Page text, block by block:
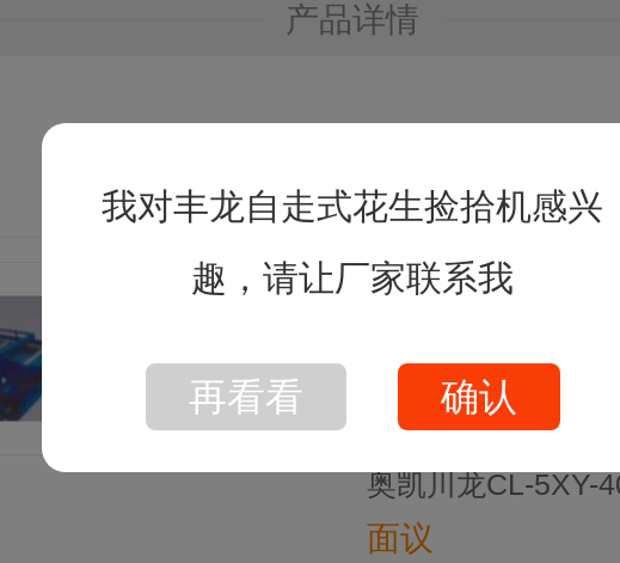
产品详情
奥凯川龙CL-5XY-
面议
我对丰龙自走式花生捡拾机感兴
趣，请让厂家联系我
再看看 确认